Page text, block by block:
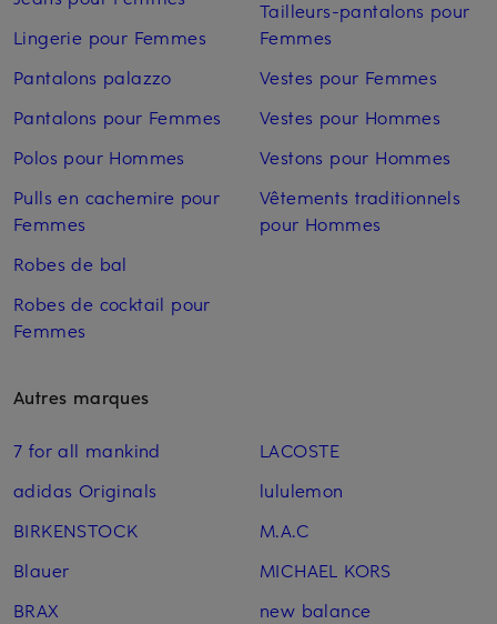
Lingerie pour Femmes
Pantalons palazzo
Pantalons pour Femmes
Polos pour Hommes
Pulls en cachemire pour
Femmes
Robes de bal
Robes de cocktail pour
Femmes
Tailleurs-pantalons pour
Femmes
Vestes pour Femmes
Vestes pour Hommes
Vestons pour Hommes
Vêtements traditionnels
pour Hommes
Autres marques
7 for all mankind
adidas Originals
BIRKENSTOCK
Blauer
BRAX
LACOSTE
lululemon
M.A.C
MICHAEL KORS
new balance